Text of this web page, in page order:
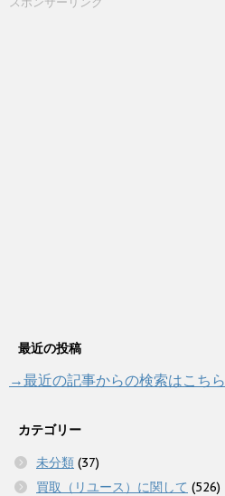
最近の投稿
→最近の記事からの検索はこちら
カテゴリー
未分類 (37)
買取（リユース）に関して (526)